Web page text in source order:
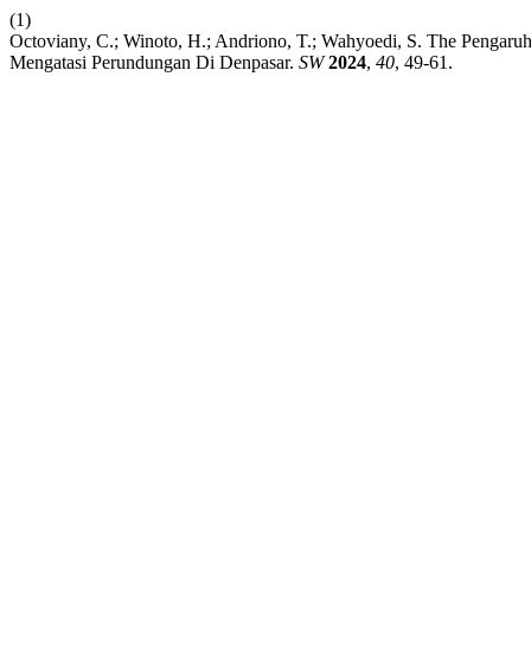
(1)
Octoviany, C.; Winoto, H.; Andriono, T.; Wahyoedi, S. The
Mengatasi Perundungan Di Denpasar. SW 2024, 40, 49-61.